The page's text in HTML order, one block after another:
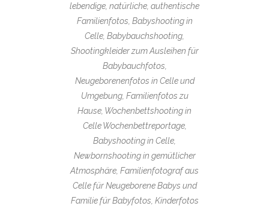
lebendige, natürliche, authentische
Familienfotos, Babyshooting in
Celle, Babybauchshooting,
Shootingkleider zum Ausleihen für
Babybauchfotos,
Neugeborenenfotos in Celle und
Umgebung, Familienfotos zu
Hause, Wochenbettshooting in
Celle Wochenbettreportage,
Babyshooting in Celle,
Newbornshooting in gemütlicher
Atmosphäre, Familienfotograf aus
Celle für Neugeborene Babys und
Familie für Babyfotos, Kinderfotos